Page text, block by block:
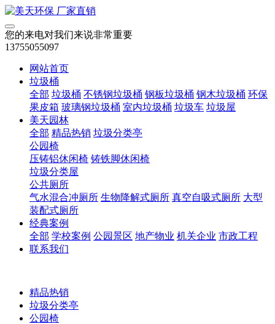
您的来电对我们来说非常重要
13755055097
网站首页
垃圾桶
全部 垃圾桶 不锈钢垃圾桶 钢板垃圾桶 钢木垃圾桶 环保
果皮箱 玻璃钢垃圾桶 室内垃圾桶 垃圾车 垃圾屋
美天园林
全部 精品热销 垃圾分类亭
公园椅
压铸铝休闲椅 铸铁脚休闲椅
垃圾分类屋
公共厕所
气水混合冲厕所 生物降解式厕所 真空自吸式厕所 大型
装配式厕所
经典案例
全部 学校案例 公园景区 地产物业 机关企业 市政工程
联系我们
精品热销
垃圾分类亭
公园椅